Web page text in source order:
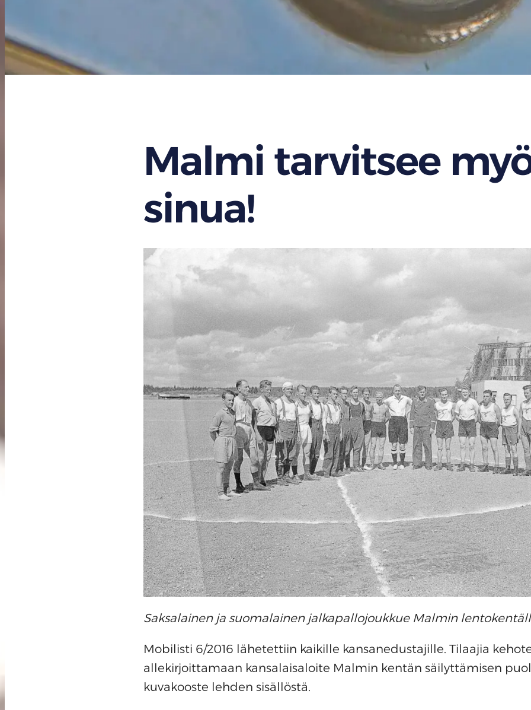
Malmi tarvitsee
sinua!
Saksalainen ja suomalainen jalkapallojoukkue Malmin
Mobilisti 6/2016 lähetettiin kaikille kansanedustajille. Tilaajia
allekirjoittamaan kansalaisaloite Malmin kentän säilyttämisen
kuvakooste lehden sisällöstä.